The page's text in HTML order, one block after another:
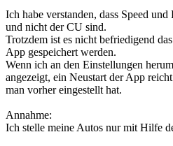
Ich habe verstanden, dass Speed
und nicht der CU sind.
Trotzdem ist es nicht befriedigend
App gespeichert werden.
Wenn ich an den Einstellungen
angezeigt, ein Neustart der App
man vorher eingestellt hat.
Annahme:
Ich stelle meine Autos nur mit Hilfe